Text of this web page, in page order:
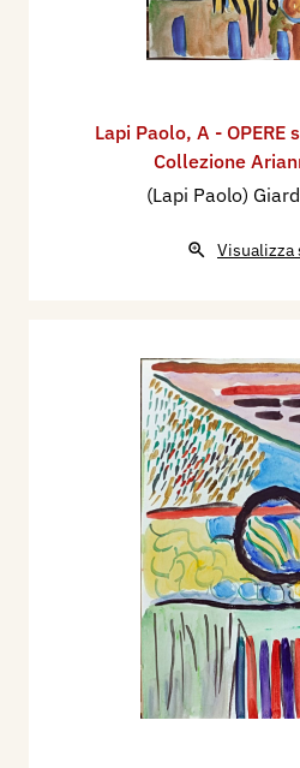
Lapi Paolo, A - OPERE
Collezione
(Lapi Paolo)
Visualizza